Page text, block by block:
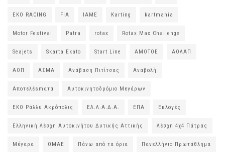
EKO RACING FIA IAME Karting kartmania
Motor Festival Patra rotax Rotax Max Challenge
Seajets Skarta Ekato Start Line ΑΜΟΤΟΕ ΑΟΛΑΠ
ΑΟΠ ΑΣΜΑ Ανάβαση Πιτίτσας Αναβολή
Αποτελέsmατα Αυτοκινητοδρόμιο Μεγάρων
ΕΚΟ Ράλλυ Ακρόπολις ΕΛ.Λ.Α.Δ.Α. ΕΠΑ Εκλογές
Ελληνική Λέσχη Αυτοκινήτου Δυτικής Αττικής Λέσχη 4χ4 Πάτρας
Μέγαρα ΟΜΑΕ Πάνω από τα όρια Πανελλήνιο Πρωτάθλημα